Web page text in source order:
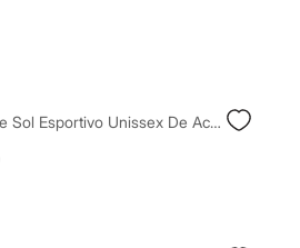
Óculos De Sol Esportivo Unissex De Acetato Preto